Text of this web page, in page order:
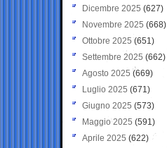
Dicembre 2025 (627)
Novembre 2025 (668)
Ottobre 2025 (651)
Settembre 2025 (662)
Agosto 2025 (669)
Luglio 2025 (671)
Giugno 2025 (573)
Maggio 2025 (591)
Aprile 2025 (622)